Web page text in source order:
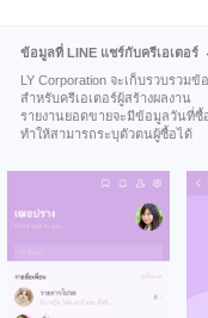
ข้อมูลที่ LINE แชร์กับครีเอเตอร์
LY Corporation จะเก็บรวบรวม
สำหรับครีเอเตอร์ผู้สร้างผลงาน
รายงานยอดขายจะมีข้อมูลวันที่
ทำให้สามารถระบุตัวตนผู้ซื้อได้